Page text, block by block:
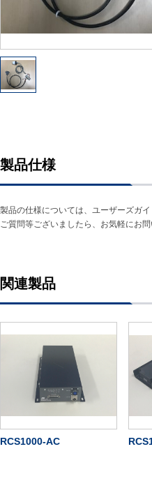
製品仕様
製品の仕様については、ユーザーズガイ
ご質問等ございましたら、お気軽にお問
関連製品
RCS1000-AC